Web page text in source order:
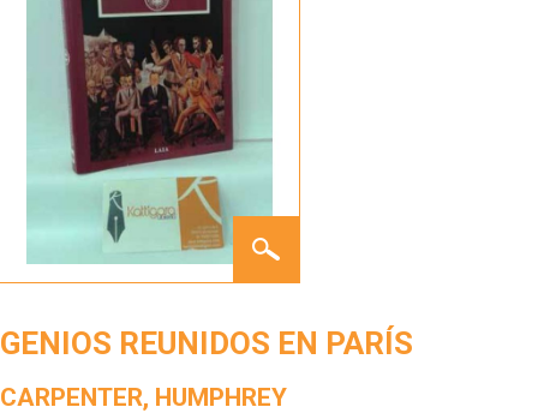
REUNIDOS
GENIOS REUNIDOS EN PARÍS
CARPENTER, HUMPHREY